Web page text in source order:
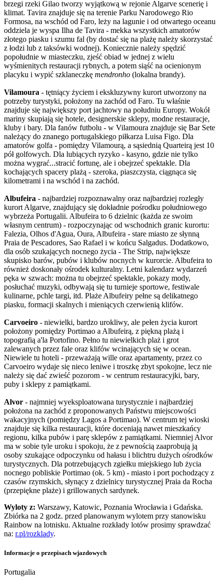
brzegi rzeki Gilao tworzy wyjątkową w rejonie Algarve scenerię i
klimat. Tavira znajduje się na terenie Parku Narodowego Rio
Formosa, na wschód od Faro, leży na lagunie i od otwartego oceanu
oddziela je wyspa Ilha de Tavira - mekka wszystkich amatorów
złotego piasku i szumu fal (by dostać się na plażę należy skorzystać
z łodzi lub z taksówki wodnej). Koniecznie należy spędzić
popołudnie w miasteczku, zjeść obiad w jednej z wielu
wyśmienitych restauracji rybnych, a potem siąść na ocienionym
placyku i wypić szklaneczkę mendronho (lokalna brandy).
Vilamoura - tętniący życiem i ekskluzywny kurort utworzony na
potrzeby turystyki, położony na zachód od Faro. Tu właśnie
znajduje się największy port jachtowy na południu Europy. Wokół
mariny skupiają się hotele, designerskie sklepy, modne restauracje,
kluby i bary. Dla fanów futbolu - w Vilamoura znajduje się Bar Sete
należący do znanego portugalskiego piłkarza Luisa Figo. Dla
amatorów golfa - pomiędzy Vilamourą, a sąsiednią Quarteirą jest 10
pół golfowych. Dla lubiących ryzyko - kasyno, gdzie nie tylko
można wygrać...stracić fortunę, ale i obejrzeć spektakle. Dla
kochających spacery plażą - szeroka, piaszczysta, ciągnąca się
kilometrami i na wschód i na zachód.
Albufeira - najbardziej rozpoznawalny oraz najbardziej rozległy
kurort Algarve, znajdujący się dokładnie pośrodku południowego
wybrzeża Portugalii. Albufeira to 6 dzielnic (każda ze swoim
własnym centrum) - rozpoczynając od wschodnich granic kurortu:
Falezia, Olhos d'Agua, Oura, Albufeira - stare miasto ze słynną
Praia de Pescadores, Sao Rafael i w końcu Salgadus. Dodatkowo,
dla osób szukających nocnego życia - The Strip, największe
skupisko barów, pubów i klubów nocnych w kurorcie. Albufeira to
również doskonały ośrodek kulturalny. Letni kalendarz wydarzeń
pęka w szwach: można tu obejrzeć spektakle, pokazy mody,
posłuchać muzyki, odbywają się tu turnieje sportowe, festiwale
kulinarne, pchle targi, itd. Plaże Albufeiry pełne są delikatnego
piasku, formacji skalnych i mieniących czerwienią klifów.
Carvoeiro - niewielki, bardzo urokliwy, ale pełen życia kurort
położony pomiędzy Portimao a Albufeirą, z piękną plażą i
topografią a'la Portofino. Pełno tu niewielkich plaż i grot
zalewanych przez fale oraz klifów wcinających się w ocean.
Niewiele tu hoteli - przeważają wille oraz apartamenty, przez co
Carvoeiro wydaje się nieco leniwe i troszkę zbyt spokojne, lecz nie
należy się dać zwieść pozorom - w centrum restauracyjki, bary,
puby i sklepy z pamiątkami.
Alvor - najmniej wyeksploatowana turystycznie i najbardziej
położona na zachód z proponowanych Państwu miejscowości
wakacyjnych (pomiędzy Lagos a Portimao). W centrum tej wioski
znajduje się kilka restauracji, które doceniają nawet mieszkańcy
regionu, kilka pubów i parę sklepów z pamiątkami. Niemniej Alvor
ma w sobie tyle uroku i spokoju, że z pewnością zaaprobują ją
osoby szukające odpoczynku od hałasu i blichtru dużych ośrodków
turystycznych. Dla potrzebujących zgiełku miejskiego lub życia
nocnego pobliskie Portimao (ok. 5 km) - miasto i port pochodzący z
czasów rzymskich, słynący z dzielnicy turystycznej Praia da Rocha
(przepiękne plaże) i grillowanych sardynek.
Wyloty z: Warszawy, Katowic, Poznania Wrocławia i Gdańska.
Zbiórka na 2 godz. przed planowanym wylotem przy stanowisku
Rainbow na lotnisku. Aktualne rozkłady lotów prosimy sprawdzać
na: r.pl/rozklady.
Informacje o przepisach wjazdowych
Portugalia